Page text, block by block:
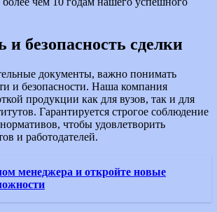
и безопасность сделки
документы, важно понимать
и безопасности. Наша компания
продукции как для вузов, так и для
Гарантируется строгое соблюдение
чтобы удовлетворить
и работодателей.
менеджера и откройте новые